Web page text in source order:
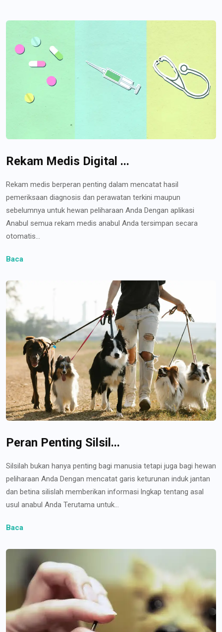
Rekam Medis Digital ...
Rekam medis berperan penting dalam mencatat hasil
pemeriksaan diagnosis dan perawatan terkini maupun
sebelumnya untuk hewan peliharaan Anda Dengan aplikasi
Anabul semua rekam medis anabul Anda tersimpan secara
otomatis...
Baca
Peran Penting Silsil...
Silsilah bukan hanya penting bagi manusia tetapi juga bagi hewan
peliharaan Anda Dengan mencatat garis keturunan induk jantan
dan betina silislah memberikan informasi lngkap tentang asal
usul anabul Anda Terutama untuk...
Baca